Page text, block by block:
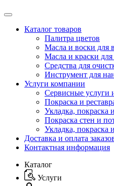
Каталог товаров
Палитра цветов
Масла и воски для
Масла и краски
Средства для
Инструмент для
Услуги компании
Сервисные услуги
Покраска и
Укладка, покраска
Покраска стен и
Укладка, покраска
Доставка и оплата
Контактная информация
Каталог
Услуги